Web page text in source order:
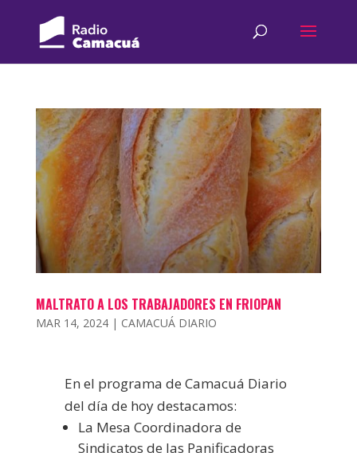
MALTRATO A LOS TRABAJADORES EN FRIOPAN
MAR 14, 2024| CAMACUÁ DIARIO
En el programa de Camacuá Diario
del día de hoy destacamos:
La Mesa Coordinadora de
Sindicatos de las Panificadoras